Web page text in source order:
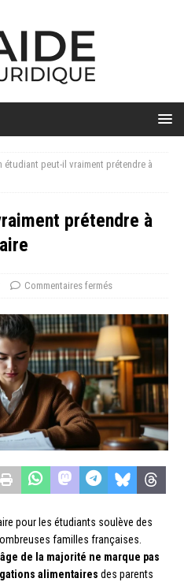
étudiant peut-il vraiment prétendre à
prétendre à
Commentaires fermés
pour les étudiants soulève des
familles françaises.
de la majorité ne marque pas
alimentaires des parents